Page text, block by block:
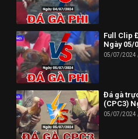
Thông tin liên hệ:
Website: https://
Email:info@dagatructiep.tube
Phone: (024) 62730234
Địa chỉ: HUD3 Tower, 121-123 Đ.
Đông, Hà Nội 100000, Việt Nam
Full Clip
Ngày 05/
05/07/2024
Đá gà
(CPC3)
05/07/2024